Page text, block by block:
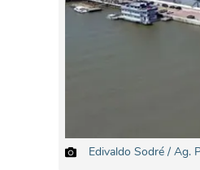
Edivaldo Sodré / Ag.